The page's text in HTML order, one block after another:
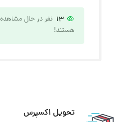
13 نفر در حال
هستند!
تحویل اکسپرس